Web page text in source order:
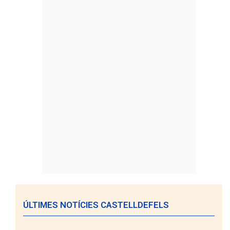
ÚLTIMES NOTÍCIES CASTELLDEFELS